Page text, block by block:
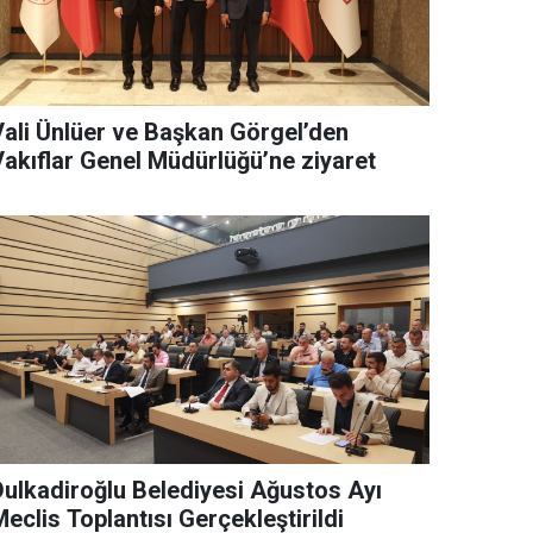
Ünlüer ve Başkan Görgel’den
Genel Müdürlüğü’ne ziyaret
Belediyesi Ağustos Ayı
Toplantısı Gerçekleştirildi